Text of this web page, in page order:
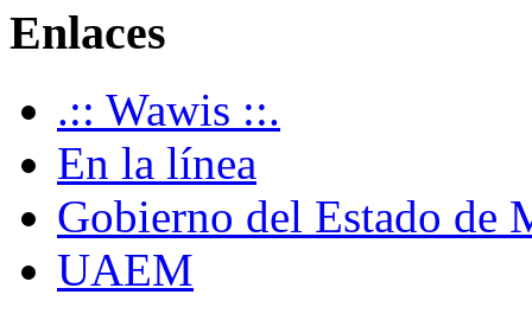
Enlaces
.:: Wawis ::.
En la línea
Gobierno del Estado de
UAEM